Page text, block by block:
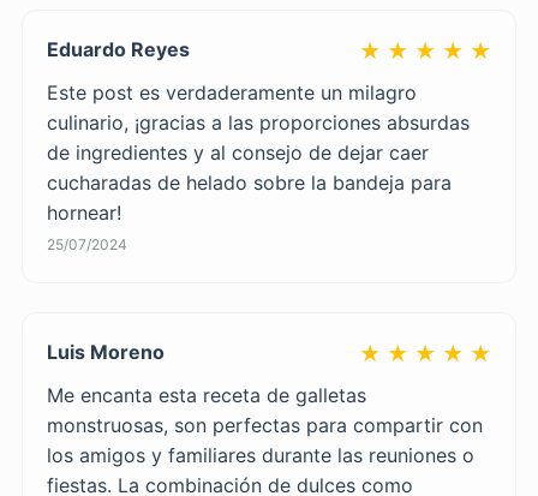
Eduardo Reyes ★ ★ ★ ★ ★
Este post es verdaderamente un milagro
culinario, ¡gracias a las proporciones absurdas
de ingredientes y al consejo de dejar caer
cucharadas de helado sobre la bandeja para
hornear!
25/07/2024
Luis Moreno ★ ★ ★ ★ ★
Me encanta esta receta de galletas
monstruosas, son perfectas para compartir con
los amigos y familiares durante las reuniones o
fiestas. La combinación de dulces como